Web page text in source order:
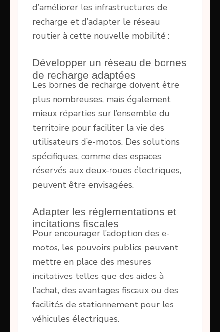
d’améliorer les infrastructures de
recharge et d’adapter le réseau
routier à cette nouvelle mobilité :
Développer un réseau de bornes
de recharge adaptées
Les bornes de recharge doivent être
plus nombreuses, mais également
mieux réparties sur l’ensemble du
territoire pour faciliter la vie des
utilisateurs d’e-motos. Des solutions
spécifiques, comme des espaces
réservés aux deux-roues électriques,
peuvent être envisagées.
Adapter les réglementations et
incitations fiscales
Pour encourager l’adoption des e-
motos, les pouvoirs publics peuvent
mettre en place des mesures
incitatives telles que des aides à
l’achat, des avantages fiscaux ou des
facilités de stationnement pour les
véhicules électriques.